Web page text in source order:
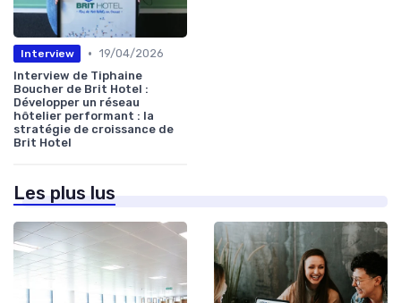
Interview • 19/04/2026
Interview de Tiphaine
Boucher de Brit Hotel :
Développer un réseau
hôtelier performant : la
stratégie de croissance de
Brit Hotel
Les plus lus